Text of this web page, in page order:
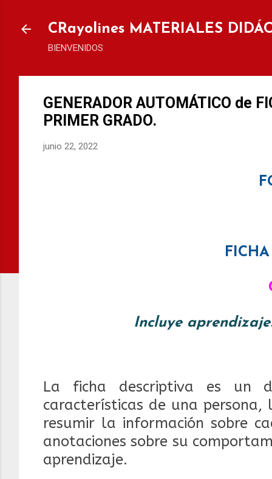
CRayolines MATERIALES
BIENVENIDOS
GENERADOR AUTOMÁTICO de
PRIMER GRADO.
junio 22, 2022
Incluye
La ficha descriptiva es un
características de una
resumir la información sobre
anotaciones sobre su
aprendizaje.